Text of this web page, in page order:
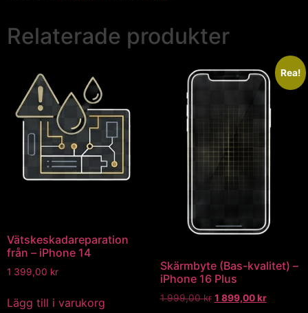
Relaterade produkter
Vätskeskadareparation
från – iPhone 14
1 399,00 kr
Lägg till i varukorg
Rea!
Skärmbyte (Bas-kvalitet) –
iPhone 16 Plus
1 999,00kr 1 899,00kr